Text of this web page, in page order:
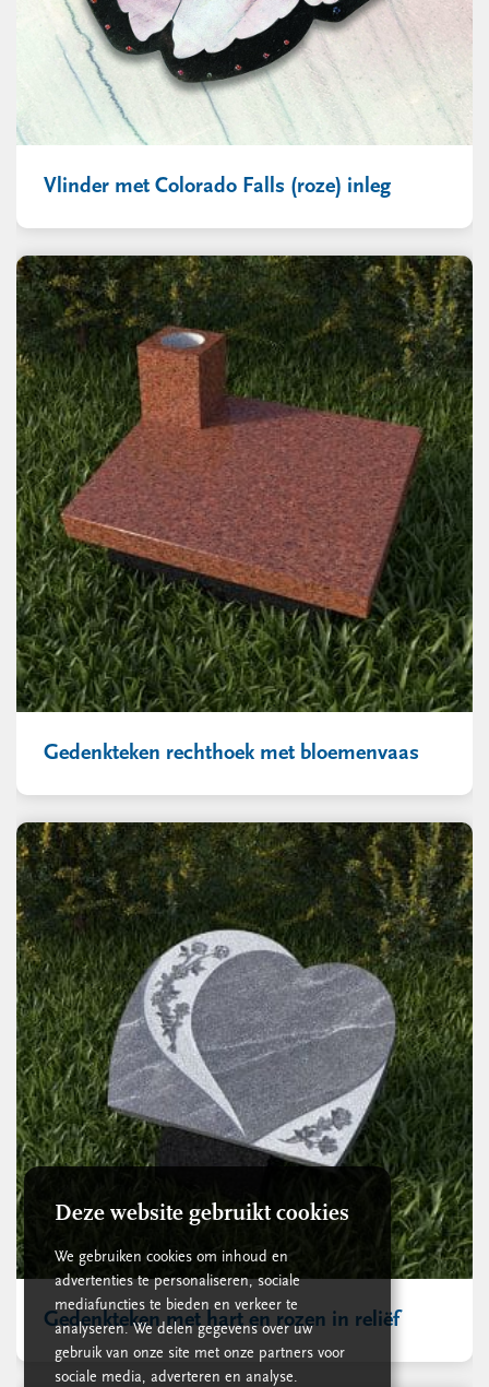
Vlinder met Colorado Falls (roze) inleg
Gedenkteken rechthoek met bloemenvaas
Gedenkteken met hart en rozen in reliëf
Deze website gebruikt cookies
We gebruiken cookies om inhoud en
advertenties te personaliseren, sociale
mediafuncties te bieden en verkeer te
analyseren. We delen gegevens over uw
gebruik van onze site met onze partners voor
sociale media, adverteren en analyse.